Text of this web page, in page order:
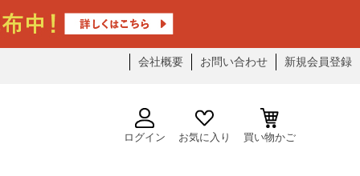
会社概要 お問い合わせ 新規会員登録
ログイン お気に入り 買い物かご